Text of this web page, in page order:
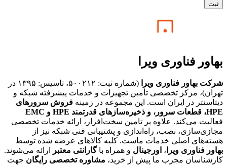
بهاور فناوری ویرا
شرکت بهاور فناوری ویرا
(شماره ثبت: ۵۰۰۲۱۲، تاسیس: ۱۳۹۵ در
تهران)، مرکز تخصصی تأمین تجهیزات و خدمات پیشرفته شبکه و
دیتاسنتر در ایران است. این مجموعه در زمینه فروش سرورهای
HPE، قطعات سرور، و ذخیره‌سازهای قدرتمند HPE و EMC
فعالیت می‌کند. علاوه بر تامین سخت‌افزار، ارائه خدمات تخصصی
مجازی‌سازی، نصب، راه‌اندازی و پشتیبانی فنی شبکه نیز از
هسته‌های اصلی خدمات ماست. کلیه کالاهای عرضه شده توسط
بهاور فناوری ویرا ، اورجینال و همراه با گارانتی معتبر
ارائه می‌شوند.
کارشناسان مجرب ما پیش از خرید، مشاوره تخصصی رایگان جهت